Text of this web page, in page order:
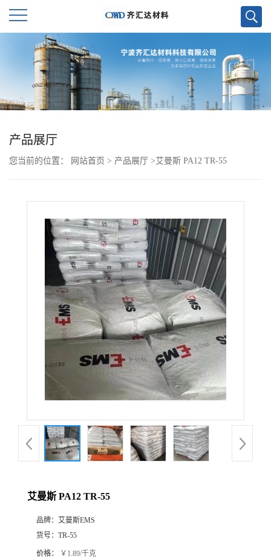
首
页
公
品
厅
产品展厅
您当前的位置： 网站首页 > 产品展厅 >艾曼斯 PA12 TR-55
艾曼斯 PA12 TR-55
品牌： 艾曼斯EMS
货号： TR-55
价格： ￥1.89/千克